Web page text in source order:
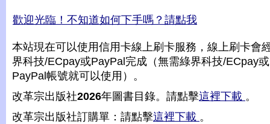
歡迎光臨！不知道如何下手嗎？請點我
本站現在可以使用信用卡線上刷卡服務，線上刷卡會
界科技/ECpay或PayPal完成（無需綠界科技/ECpay或
PayPal帳號就可以使用）。
改革宗出版社2026年圖書目錄。請點擊這裡下載 。
改革宗出版社訂購單：請點擊這裡下載 。